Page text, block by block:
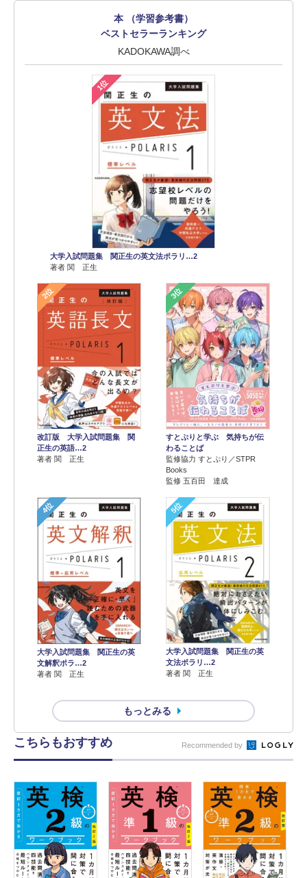
本 （学習参考書）
ベストセラーランキング
KADOKAWA調べ
1位
大学入試問題集 関正生の英文法ポラリ…2
著者 関 正生
2位
改訂版 大学入試問題集 関
正生の英語…2
著者 関 正生
3位
すとぷりと学ぶ 気持ちが伝
わることば
監修協力 すとぷり／STPR
Books
監修 五百田 達成
4位
大学入試問題集 関正生の英
文解釈ポラ…2
著者 関 正生
5位
大学入試問題集 関正生の英
文法ポラリ…2
著者 関 正生
もっとみる
こちらもおすすめ Recommended by